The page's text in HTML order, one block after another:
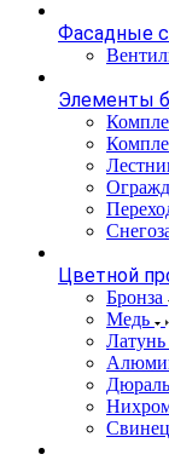
Фасадные
Элементы
Цветной
Бронза
Медь
Латунь
Дюраль
Свинец